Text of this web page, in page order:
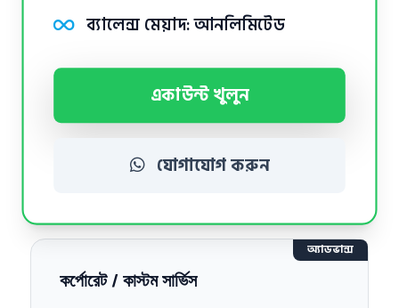
ব্যালেন্স মেয়াদ: আনলিমিটেড
একাউন্ট খুলুন
যোগাযোগ করুন
অ্যাডভান্স
কর্পোরেট / কাস্টম সার্ভিস